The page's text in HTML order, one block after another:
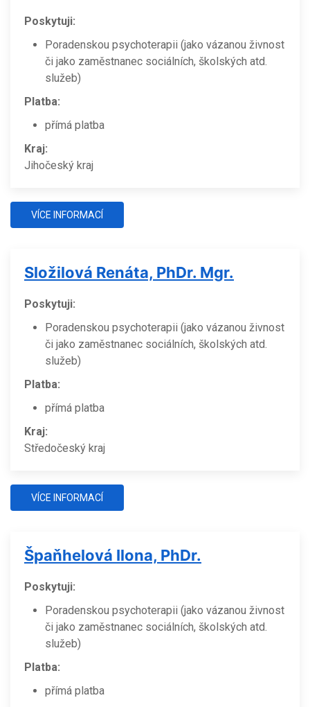
Poskytuji:
Poradenskou psychoterapii (jako vázanou živnost
či jako zaměstnanec sociálních, školských atd.
služeb)
Platba:
přímá platba
Kraj:
Jihočeský kraj
VÍCE INFORMACÍ
Složilová Renáta, PhDr. Mgr.
Poskytuji:
Poradenskou psychoterapii (jako vázanou živnost
či jako zaměstnanec sociálních, školských atd.
služeb)
Platba:
přímá platba
Kraj:
Středočeský kraj
VÍCE INFORMACÍ
Špaňhelová Ilona, PhDr.
Poskytuji:
Poradenskou psychoterapii (jako vázanou živnost
či jako zaměstnanec sociálních, školských atd.
služeb)
Platba:
přímá platba